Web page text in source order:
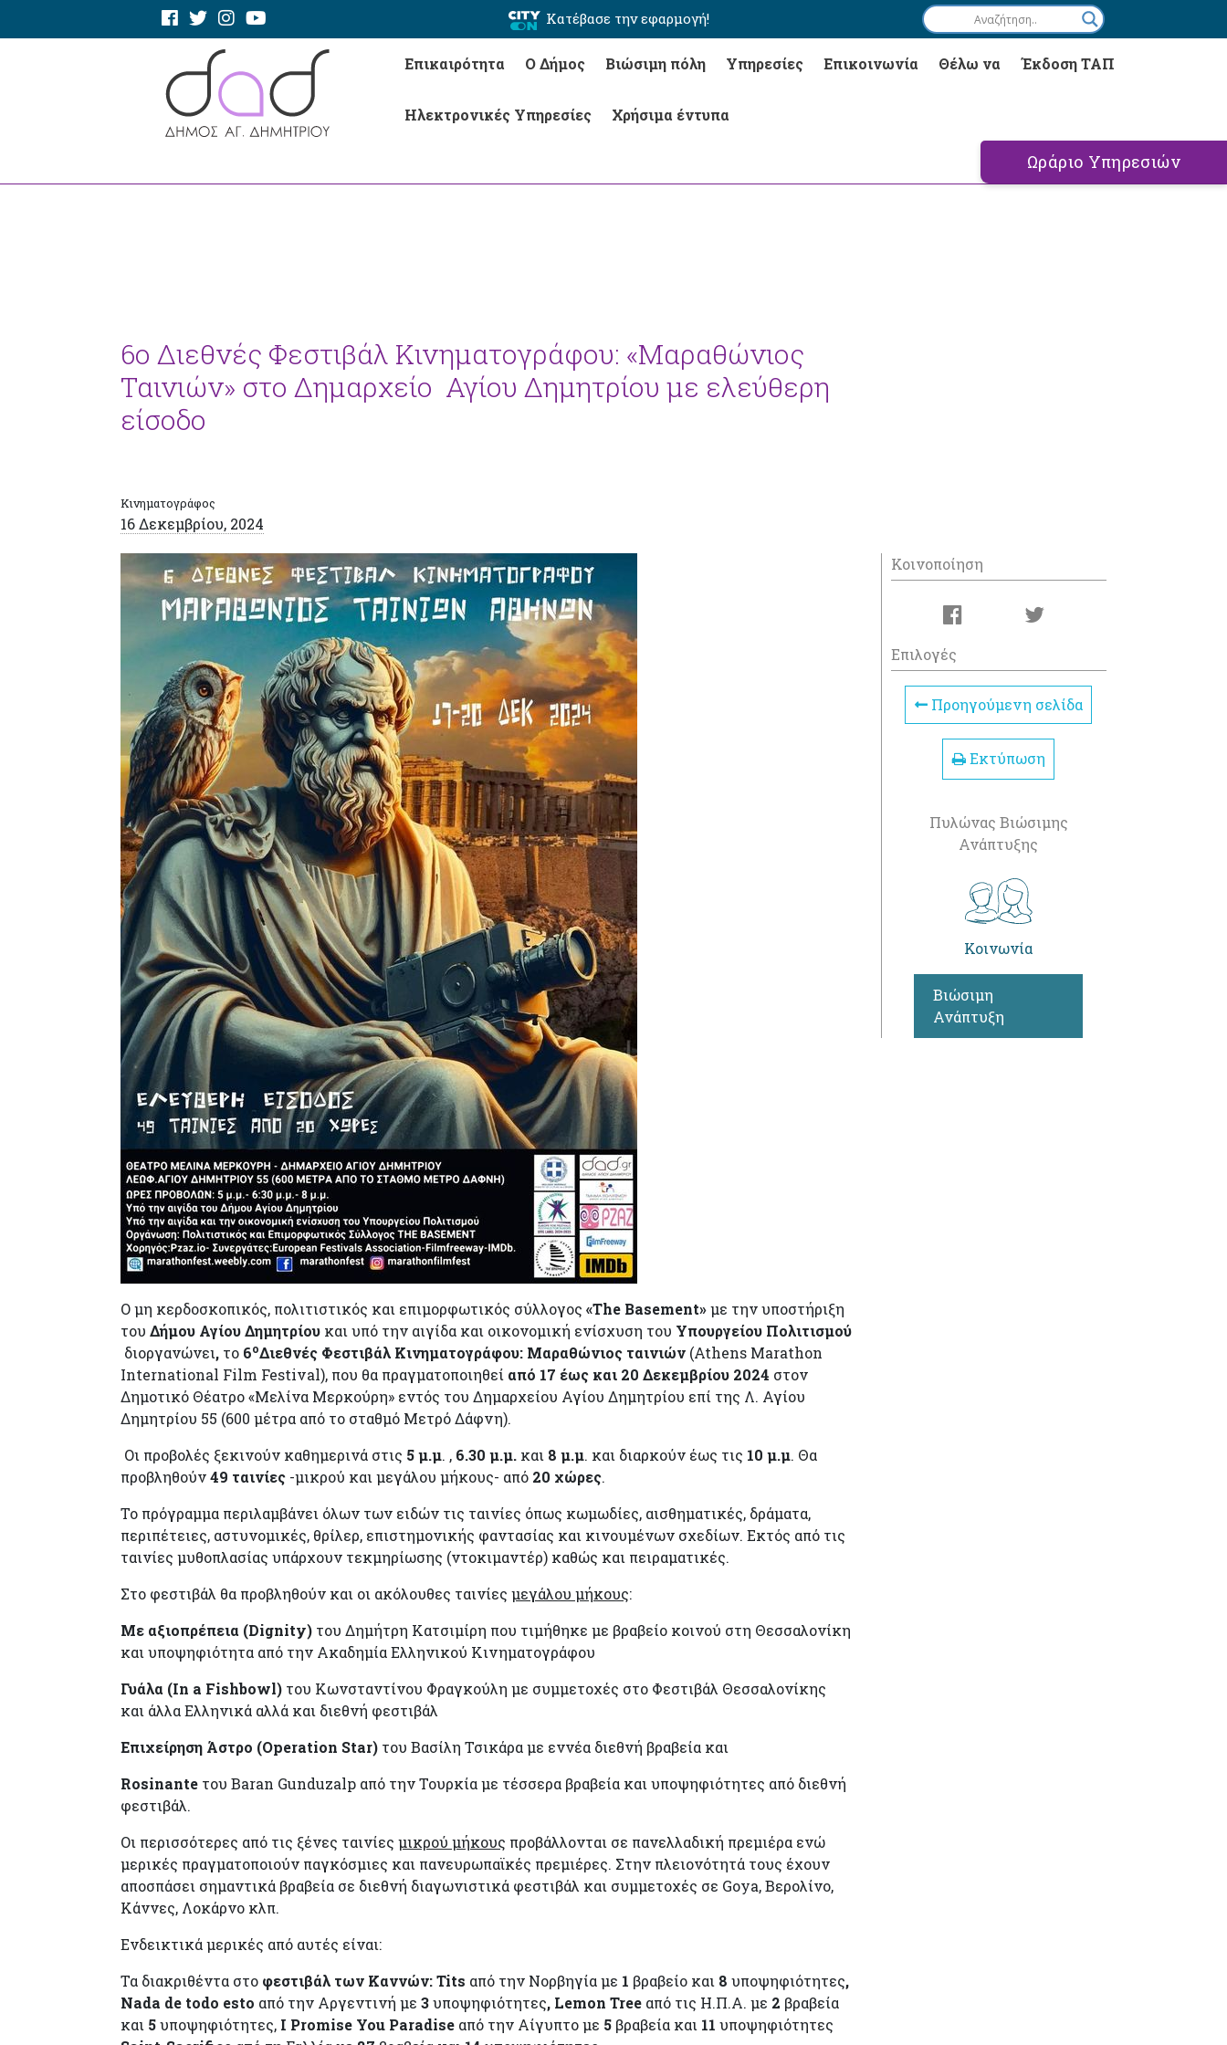
Κατέβασε την εφαρμογή!
Επικαιρότητα Ο Δήμος Βιώσιμη πόλη Υπηρεσίες Επικοινωνία Θέλω να Έκδοση ΤΑΠ
Ηλεκτρονικές Υπηρεσίες Χρήσιμα έντυπα
Ωράριο Υπηρεσιών
6ο Διεθνές Φεστιβάλ Κινηματογράφου: «Μαραθώνιος
Ταινιών» στο Δημαρχείο Αγίου Δημητρίου με ελεύθερη
είσοδο
Κινηματογράφος
16 Δεκεμβρίου, 2024
Ο μη κερδοσκοπικός, πολιτιστικός και επιμορφωτικός σύλλογος «The Basement»με την υποστήριξη
του Δήμου Αγίου Δημητρίου και υπό την αιγίδα και οικονομική ενίσχυση του Υπουργείου Πολιτισμού
διοργανώνει, το 6οΔιεθνές Φεστιβάλ Κινηματογράφου: Μαραθώνιος ταινιών (Athens Marathon
International Film Festival), που θα πραγματοποιηθεί από 17 έως και 20 Δεκεμβρίου 2024 στον
Δημοτικό Θέατρο «Μελίνα Μερκούρη» εντός του Δημαρχείου Αγίου Δημητρίου επί της Λ. Αγίου
Δημητρίου 55 (600 μέτρα από το σταθμό Μετρό Δάφνη).
Οι προβολές ξεκινούν καθημερινά στις 5 μ.μ. , 6.30 μ.μ. και 8 μ.μ. και διαρκούν έως τις 10 μ.μ. Θα
προβληθούν49 ταινίες -μικρού και μεγάλου μήκους- από 20 χώρες.
Το πρόγραμμα περιλαμβάνει όλων των ειδών τις ταινίες όπως κωμωδίες, αισθηματικές, δράματα,
περιπέτειες, αστυνομικές, θρίλερ, επιστημονικής φαντασίας και κινουμένων σχεδίων. Εκτός από τις
ταινίες μυθοπλασίας υπάρχουν τεκμηρίωσης (ντοκιμαντέρ) καθώς και πειραματικές.
Στο φεστιβάλ θα προβληθούν και οι ακόλουθες ταινίες μεγάλου μήκους:
Με αξιοπρέπεια (Dignity) του Δημήτρη Κατσιμίρη που τιμήθηκε με βραβείο κοινού στη Θεσσαλονίκη
και υποψηφιότητα από την Ακαδημία Ελληνικού Κινηματογράφου
Γυάλα (In a Fishbowl) του Κωνσταντίνου Φραγκούλη με συμμετοχές στο Φεστιβάλ Θεσσαλονίκης
και άλλα Ελληνικά αλλά και διεθνή φεστιβάλ
Επιχείρηση Άστρο (Operation Star) του Βασίλη Τσικάρα με εννέα διεθνή βραβεία και
Rosinante του Baran Gunduzalp από την Τουρκία με τέσσερα βραβεία και υποψηφιότητες από διεθνή
φεστιβάλ.
Οι περισσότερες από τις ξένες ταινίες μικρού μήκους προβάλλονται σε πανελλαδική πρεμιέρα ενώ
μερικές πραγματοποιούν παγκόσμιες και πανευρωπαϊκές πρεμιέρες. Στην πλειονότητά τους έχουν
αποσπάσει σημαντικά βραβεία σε διεθνή διαγωνιστικά φεστιβάλ και συμμετοχές σε Goya, Βερολίνο,
Κάννες, Λοκάρνο κλπ.
Ενδεικτικά μερικές από αυτές είναι:
Τα διακριθέντα στο φεστιβάλ των Καννών:Tits από την Νορβηγία με 1 βραβείο και 8 υποψηφιότητες,
Nada de todo esto από την Αργεντινή με 3υποψηφιότητες, Lemon Tree από τις Η.Π.Α. με 2 βραβεία
και 5υποψηφιότητες, I Promise You Paradise από την Αίγυπτο με 5 βραβεία και 11 υποψηφιότητες
Κοινοποίηση
Επιλογές
Προηγούμενη σελίδα
Εκτύπωση
Πυλώνας Βιώσιμης
Ανάπτυξης
Κοινωνία
Βιώσιμη
Ανάπτυξη